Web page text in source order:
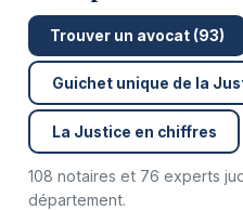
Trouver un avocat (93)
Guichet unique de la
La Justice en chiffres
108 notaires et 76 experts
département.